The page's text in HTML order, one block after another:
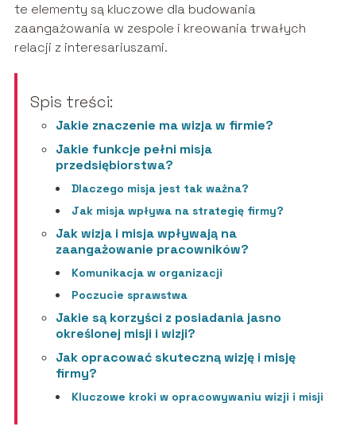
te elementy są kluczowe dla budowania
zaangażowania w zespole i kreowania trwałych
relacji z interesariuszami.
Spis treści:
Jakie znaczenie ma wizja w firmie?
Jakie funkcje pełni misja
przedsiębiorstwa?
Dlaczego misja jest tak ważna?
Jak misja wpływa na strategię firmy?
Jak wizja i misja wpływają na
zaangażowanie pracowników?
Komunikacja w organizacji
Poczucie sprawstwa
Jakie są korzyści z posiadania jasno
określonej misji i wizji?
Jak opracować skuteczną wizję i misję
firmy?
Kluczowe kroki w opracowywaniu wizji i misji